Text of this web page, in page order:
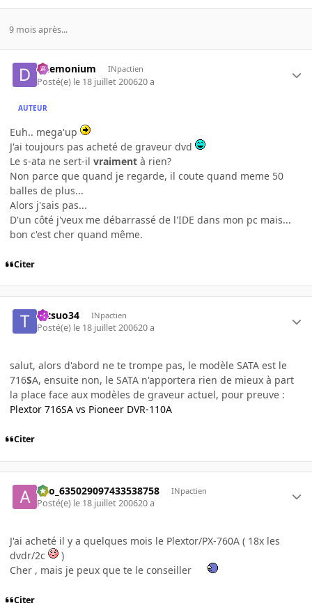
9 mois après...
Daemonium INpactien
Posté(e) le 18 juillet 200620 a
AUTEUR
Euh.. mega'up
J'ai toujours pas acheté de graveur dvd
Le s-ata ne sert-il vraiment à rien?
Non parce que quand je regarde, il coute quand meme 50
balles de plus...
Alors j'sais pas...
D'un côté j'veux me débarrassé de l'IDE dans mon pc mais...
bon c'est cher quand même.
Citer
tetsuo34 INpactien
Posté(e) le 18 juillet 200620 a
salut, alors d'abord ne te trompe pas, le modèle SATA est le
716SA, ensuite non, le SATA n'apportera rien de mieux à part
la place face aux modèles de graveur actuel, pour preuve :
Plextor 716SA vs Pioneer DVR-110A
Citer
ano_635029097433538758 INpactien
Posté(e) le 18 juillet 200620 a
J'ai acheté il y a quelques mois le Plextor/PX-760A ( 18x les
dvdr/2c
)
Cher , mais je peux que te le conseiller
Citer